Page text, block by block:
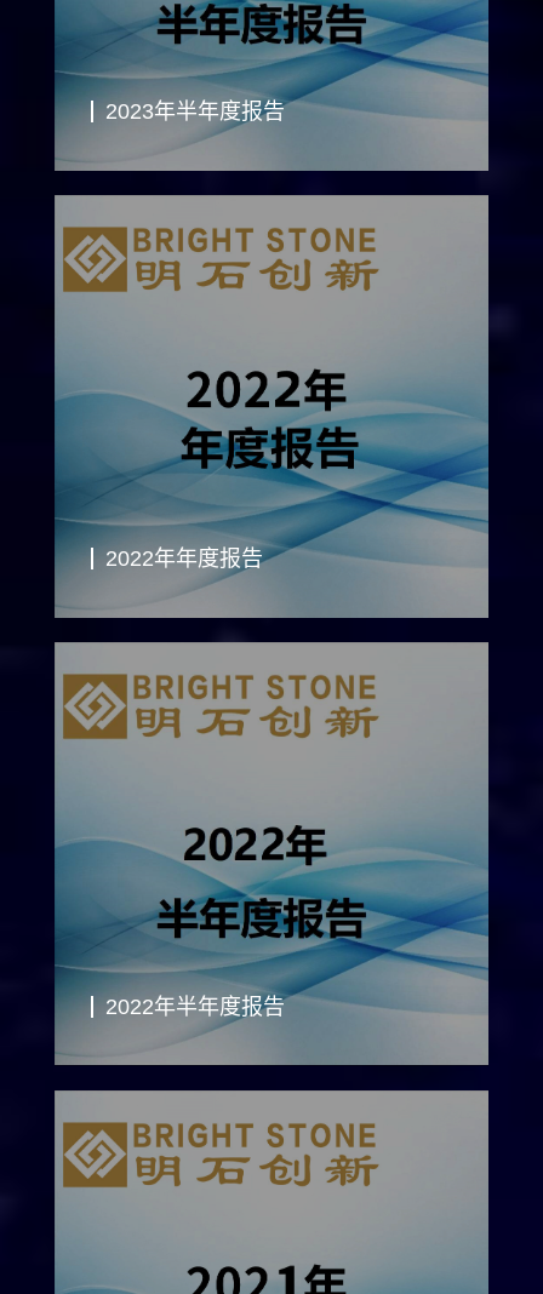
2023年半年度报告
2022年年度报告
2022年半年度报告